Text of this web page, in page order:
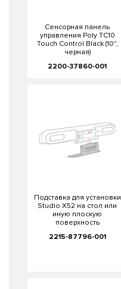
Сенсорная панель
управления Poly TC10
Touch Control Black (10",
черная)
2200-37860-001
Подставка для установки
Studio X52 на стол или
иную плоскую
поверхность
2215-87796-001